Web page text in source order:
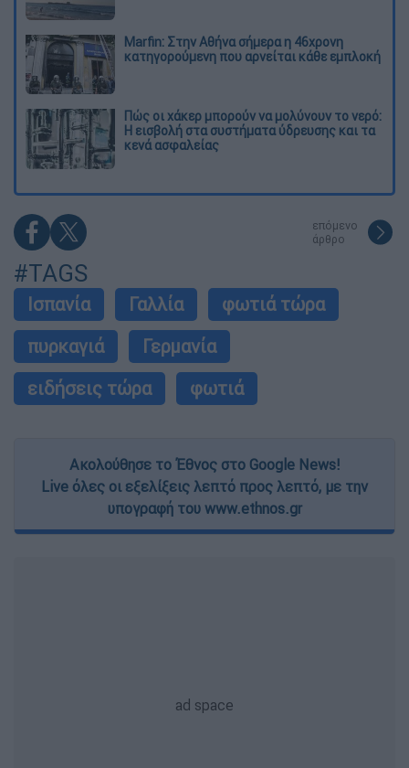
Marfin: Στην Αθήνα σήμερα η 46χρονη
κατηγορούμενη που αρνείται κάθε εμπλοκή
Πώς οι χάκερ μπορούν να μολύνουν το νερό:
Η εισβολή στα συστήματα ύδρευσης και τα
κενά ασφαλείας
επόμενο
άρθρο
#TAGS
Ισπανία Γαλλία
φωτιά τώρα
πυρκαγιά
Γερμανία
ειδήσεις τώρα
φωτιά
Ακολούθησε το Έθνος στο Google News!
Live όλες οι εξελίξεις λεπτό προς λεπτό, με την
υπογραφή του www.ethnos.gr